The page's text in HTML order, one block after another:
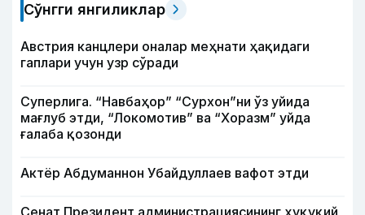
Сўнгги янгиликлар
Австрия канцлери оналар меҳнати ҳақидаги
гаплари учун узр сўради
Суперлига. “Навбаҳор” “Сурхон”ни ўз уйида
мағлуб этди, “Локомотив” ва “Хоразм” уйда
ғалаба қозонди
Актёр Абду­маннон Убайдуллаев вафот этди